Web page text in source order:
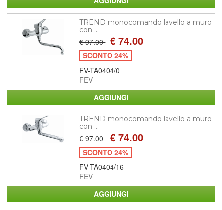
TREND monocomando lavello a muro
con ...
€ 97.00 € 74.00
SCONTO 24%
FV-TA0404/0
FEV
TREND monocomando lavello a muro
con ...
€ 97.00 € 74.00
SCONTO 24%
FV-TA0404/16
FEV